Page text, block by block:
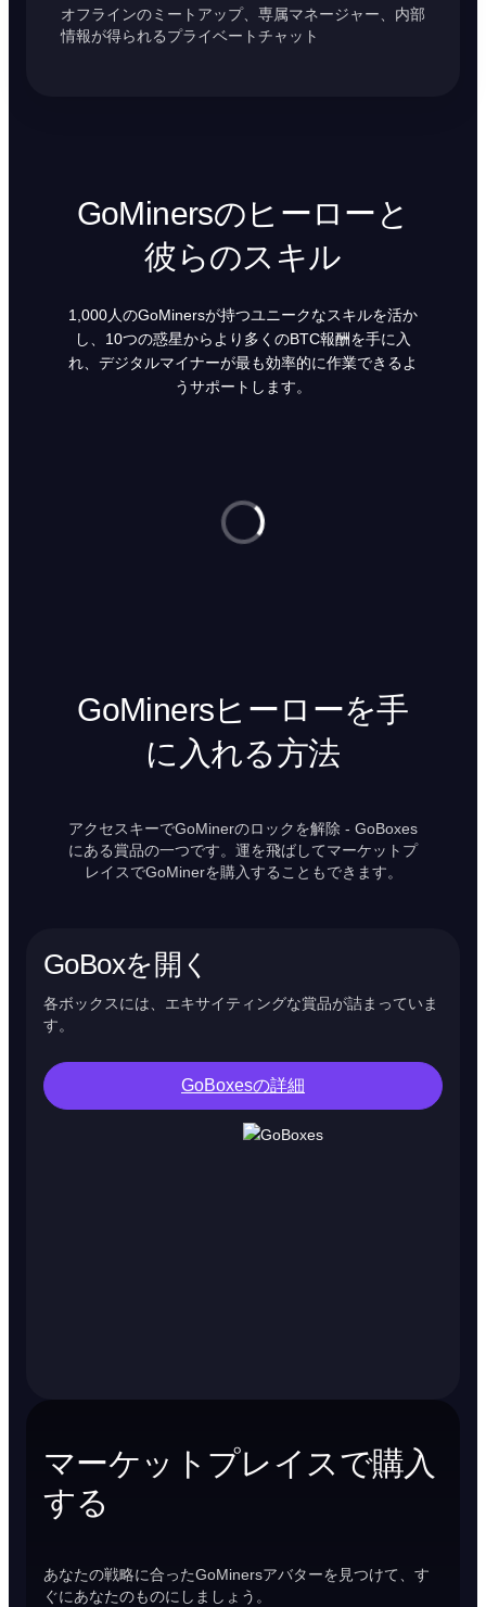
オフラインのミートアップ、専属マネージャー、内部
情報が得られるプライベートチャット
GoMinersのヒーローと
彼らのスキル
1,000人のGoMinersが持つユニークなスキルを活か
し、10つの惑星からより多くのBTC報酬を手に入
れ、デジタルマイナーが最も効率的に作業できるよ
うサポートします。
GoMinersヒーローを手
に入れる方法
アクセスキーでGoMinerのロックを解除 - GoBoxes
にある賞品の一つです。運を飛ばしてマーケットプ
レイスでGoMinerを購入することもできます。
GoBoxを開く
各ボックスには、エキサイティングな賞品が詰まっていま
す。
GoBoxesの詳細
マーケットプレイスで購入
する
あなたの戦略に合ったGoMinersアバターを見つけて、す
ぐにあなたのものにしましょう。